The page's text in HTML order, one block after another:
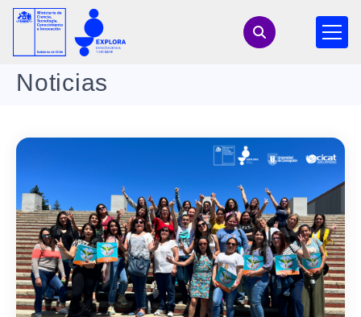
Noticias